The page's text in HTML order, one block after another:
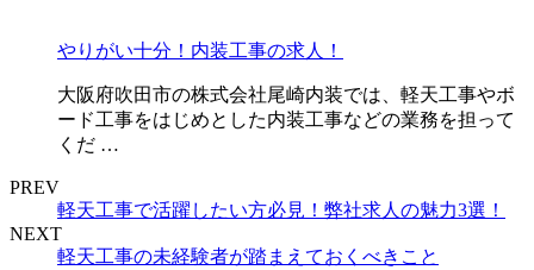
やりがい十分！内装工事の求人！
大阪府吹田市の株式会社尾崎内装では、軽天工事やボ
ード工事をはじめとした内装工事などの業務を担って
くだ …
PREV
軽天工事で活躍したい方必見！弊社求人の魅力3選！
NEXT
軽天工事の未経験者が踏まえておくべきこと